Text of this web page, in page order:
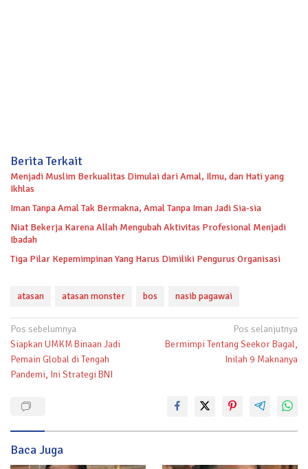
Berita Terkait
Menjadi Muslim Berkualitas Dimulai dari Amal, Ilmu, dan Hati yang
Ikhlas
Iman Tanpa Amal Tak Bermakna, Amal Tanpa Iman Jadi Sia-sia
Niat Bekerja Karena Allah Mengubah Aktivitas Profesional Menjadi
Ibadah
Tiga Pilar Kepemimpinan Yang Harus Dimiliki Pengurus Organisasi
atasan atasan monster bos nasib pagawai
Navigasi
pos
Pos sebelumnya
Siapkan UMKM Binaan Jadi
Pemain Global di Tengah
Pandemi, Ini Strategi BNI
Pos selanjutnya
Bermimpi Tentang Seekor Bagal,
Inilah 9 Maknanya
Baca Juga